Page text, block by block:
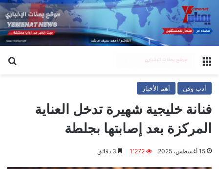
القائمة
أدب وفن أهم الأخبار
فنانة خليجية شهيرة تدخل العناية
المركزة بعد إصابتها بجلطة
15 أغسطس، 2025 1٬272